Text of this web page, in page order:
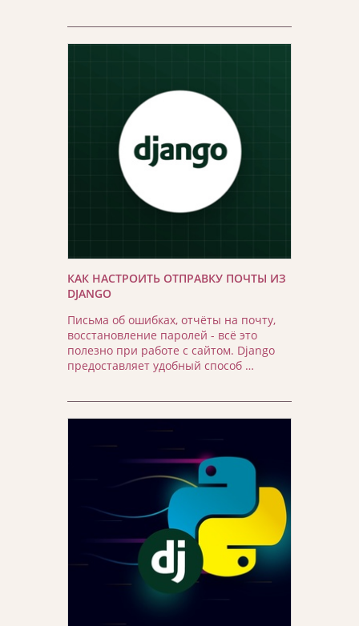
КАК НАСТРОИТЬ ОТПРАВКУ ПОЧТЫ ИЗ
DJANGO
Письма об ошибках, отчёты на почту,
восстановление паролей - всё это
полезно при работе с сайтом. Django
предоставляет удобный способ …